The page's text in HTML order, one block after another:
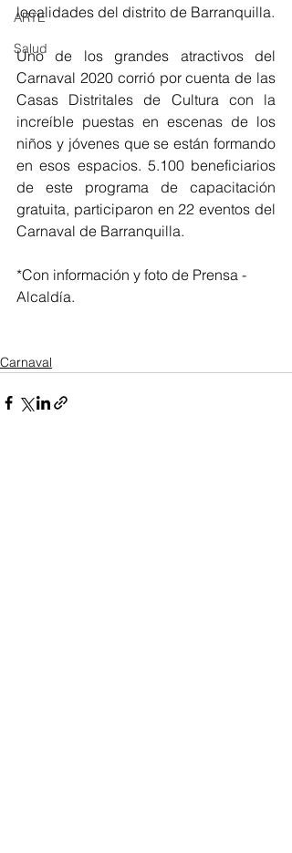
ARTE
Salud
localidades del distrito de Barranquilla.
Uno de los grandes atractivos del
Carnaval 2020 corrió por cuenta de las
Casas Distritales de Cultura con la
increíble puestas en escenas de los
niños y jóvenes que se están formando
en esos espacios. 5.100 beneficiarios
de este programa de capacitación
gratuita, participaron en 22 eventos del
Carnaval de Barranquilla.
*Con información y foto de Prensa -
Alcaldía.
Carnaval